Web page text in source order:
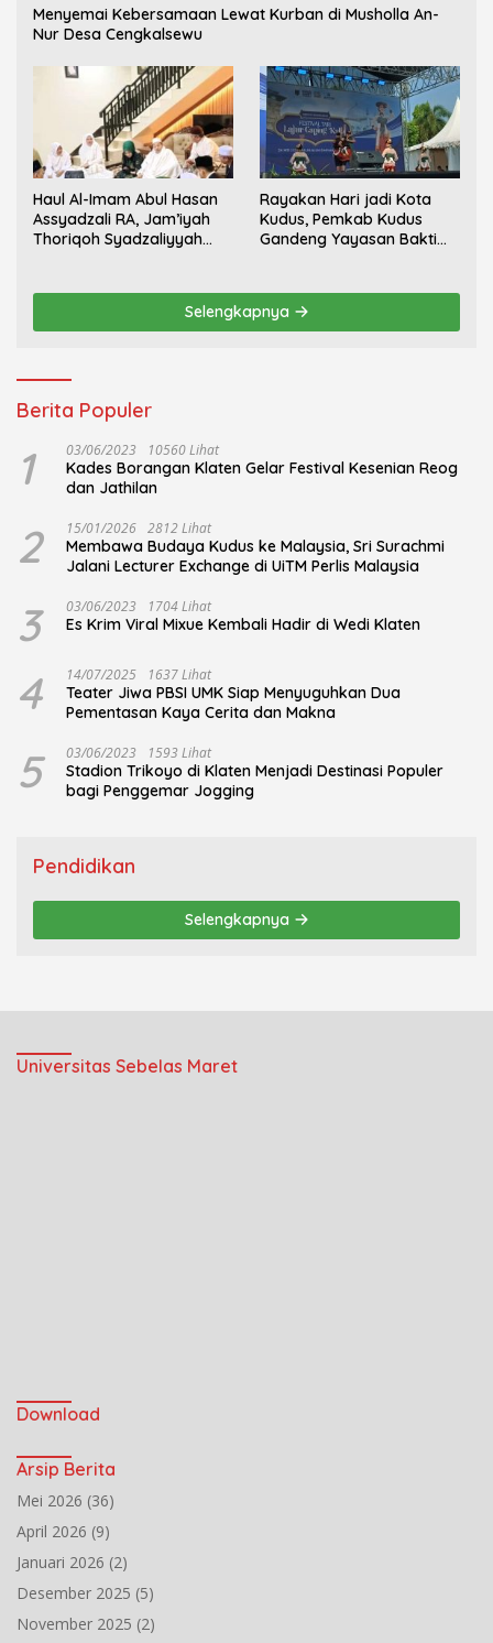
Menyemai Kebersamaan Lewat Kurban di Musholla An-
Nur Desa Cengkalsewu
Haul Al-Imam Abul Hasan
Assyadzali RA, Jam’iyah
Thoriqoh Syadzaliyyah
Rayakan Hari jadi Kota
Kudus, Pemkab Kudus
Gandeng Yayasan Bakti
Selengkapnya
Berita Populer
1 03/06/2023 10560 Lihat
Kades Borangan Klaten Gelar Festival Kesenian Reog
dan Jathilan
2 15/01/2026 2812 Lihat
Membawa Budaya Kudus ke Malaysia, Sri Surachmi
Jalani Lecturer Exchange di UiTM Perlis Malaysia
3 03/06/2023 1704 Lihat
Es Krim Viral Mixue Kembali Hadir di Wedi Klaten
4 14/07/2025 1637 Lihat
Teater Jiwa PBSI UMK Siap Menyuguhkan Dua
Pementasan Kaya Cerita dan Makna
5 03/06/2023 1593 Lihat
Stadion Trikoyo di Klaten Menjadi Destinasi Populer
bagi Penggemar Jogging
Pendidikan
Selengkapnya
Universitas Sebelas Maret
Download
Arsip Berita
Mei 2026 (36)
April 2026 (9)
Januari 2026 (2)
Desember 2025 (5)
November 2025 (2)